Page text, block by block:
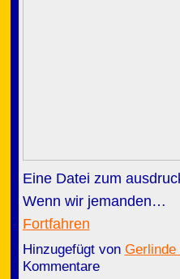
Eine Datei zum
Wenn wir jemanden…
Fortfahren
Hinzugefügt von Gerlinde
Kommentare